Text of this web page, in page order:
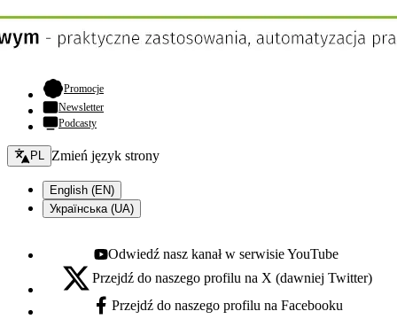
Promocje- otwiera się w nowej karcie
Newsletter
Podcasty
Zmień język - bieżący:
PL Zmień język strony
English (EN)
Українська (UA)
Youtube - otwiera się w nowej karcie
Odwiedź nasz kanał w serwisie YouTube
X - otwiera się w nowej karcie
Przejdź do naszego profilu na X (dawniej Twitter)
Facebook - otwiera się w nowej karcie
Przejdź do naszego profilu na Facebooku